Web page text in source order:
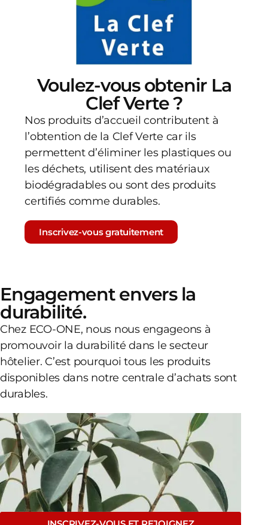
Voulez-vous obtenir La
Clef Verte ?
Nos produits d’accueil contributent à
l’obtention de la Clef Verte car ils
permettent d’éliminer les plastiques ou
les déchets, utilisent des matériaux
biodégradables ou sont des produits
certifiés comme durables.
Inscrivez-vous gratuitement
Engagement envers la
durabilité.
Chez ECO-ONE, nous nous engageons à
promouvoir la durabilité dans le secteur
hôtelier. C’est pourquoi tous les produits
disponibles dans notre centrale d’achats sont
durables.